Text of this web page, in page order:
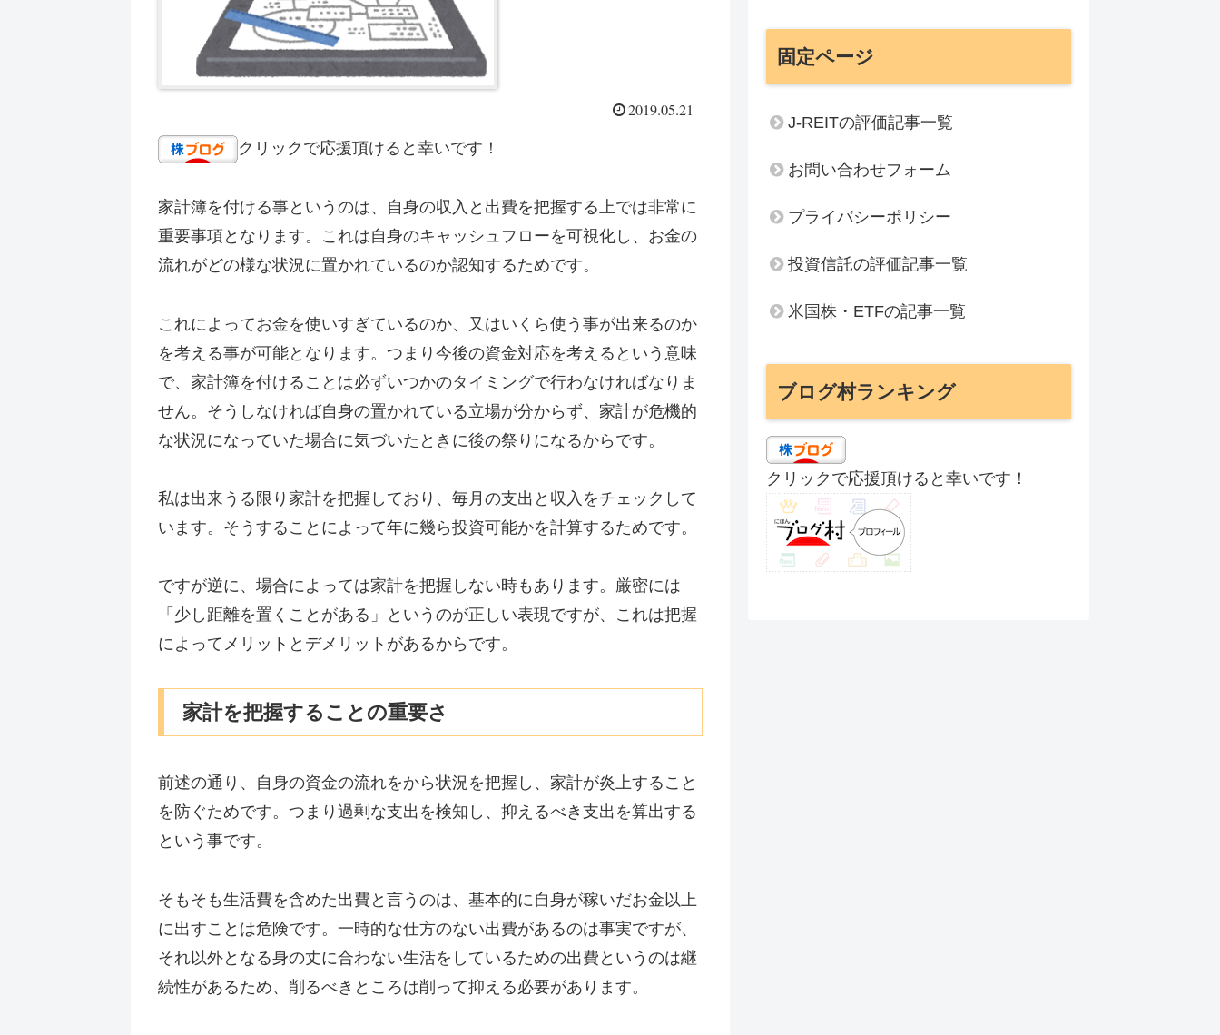
2019.05.21
クリックで応援頂けると幸いです！
家計簿を付ける事というのは、自身の収入と出費を把握する上では非常に
重要事項となります。これは自身のキャッシュフローを可視化し、お金の
流れがどの様な状況に置かれているのか認知するためです。
これによってお金を使いすぎているのか、又はいくら使う事が出来るのか
を考える事が可能となります。つまり今後の資金対応を考えるという意味
で、家計簿を付けることは必ずいつかのタイミングで行わなければなりま
せん。そうしなければ自身の置かれている立場が分からず、家計が危機的
な状況になっていた場合に気づいたときに後の祭りになるからです。
私は出来うる限り家計を把握しており、毎月の支出と収入をチェックして
います。そうすることによって年に幾ら投資可能かを計算するためです。
ですが逆に、場合によっては家計を把握しない時もあります。厳密には
「少し距離を置くことがある」というのが正しい表現ですが、これは把握
によってメリットとデメリットがあるからです。
家計を把握することの重要さ
前述の通り、自身の資金の流れをから状況を把握し、家計が炎上すること
を防ぐためです。つまり過剰な支出を検知し、抑えるべき支出を算出する
という事です。
そもそも生活費を含めた出費と言うのは、基本的に自身が稼いだお金以上
に出すことは危険です。一時的な仕方のない出費があるのは事実ですが、
それ以外となる身の丈に合わない生活をしているための出費というのは継
続性があるため、削るべきところは削って抑える必要があります。
固定ページ
J-REITの評価記事一覧
お問い合わせフォーム
プライバシーポリシー
投資信託の評価記事一覧
米国株・ETFの記事一覧
ブログ村ランキング
クリックで応援頂けると幸いです！